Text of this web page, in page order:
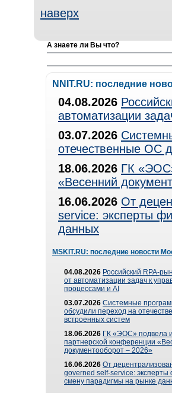
наверх
А знаете ли Вы что?
NNIT.RU: последние
04.08.2026
автоматизации
03.07.2026
отечественные ОС
18.06.2026 ГК
«Весенний
16.06.2026 От
service: эксперты
данных
MSKIT.RU: последние новости
04.08.2026 Российский RPA-
от автоматизации задач к
процессами и AI
03.07.2026 Системные
обсудили переход на
встроенных систем
18.06.2026 ГК «ЭОС» подвела
партнерской конференции
документооборот – 2026»
16.06.2026 От
governed self-service: эксперты
смену парадигмы на рынке